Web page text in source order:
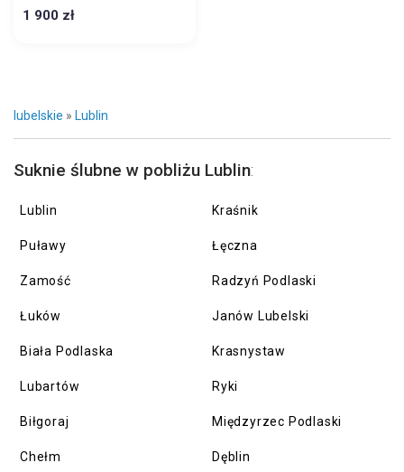
1 900 zł
lubelskie » Lublin
Suknie ślubne w pobliżu Lublin:
Lublin
Puławy
Zamość
Łuków
Biała Podlaska
Lubartów
Biłgoraj
Chełm
Kraśnik
Łęczna
Radzyń Podlaski
Janów Lubelski
Krasnystaw
Ryki
Międzyrzec Podlaski
Dęblin